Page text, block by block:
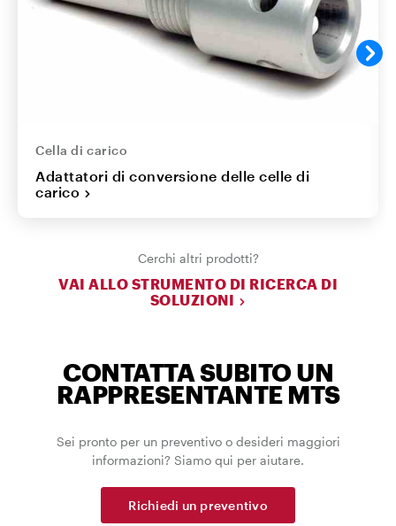
Cella di carico
Adattatori di conversione delle celle di
carico
Cerchi altri prodotti?
VAI ALLO STRUMENTO DI RICERCA DI
SOLUZIONI
CONTATTA SUBITO UN
RAPPRESENTANTE MTS
Sei pronto per un preventivo o desideri maggiori
informazioni? Siamo qui per aiutare.
Richiedi un preventivo